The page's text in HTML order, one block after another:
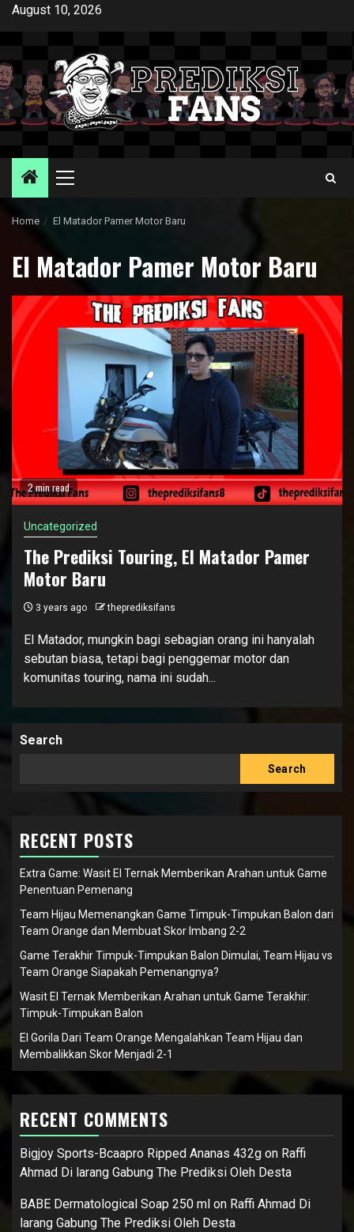
SkipAugust 10, 2026
Primary
Home El Matador Pamer Motor Baru
El Matador Pamer Motor Baru
2 min read
Uncategorized
The Prediksi Touring, El Matador Pamer
Motor Baru
3 years ago theprediksifans
El Matador, mungkin bagi sebagian orang ini hanyalah
sebutan biasa, tetapi bagi penggemar motor dan
komunitas touring, nama ini sudah...
Search
Search
RECENT POSTS
Extra Game: Wasit El Ternak Memberikan Arahan untuk Game
Penentuan Pemenang
Team Hijau Memenangkan Game Timpuk-Timpukan Balon dari
Team Orange dan Membuat Skor Imbang 2-2
Game Terakhir Timpuk-Timpukan Balon Dimulai, Team Hijau vs
Team Orange Siapakah Pemenangnya?
Wasit El Ternak Memberikan Arahan untuk Game Terakhir:
Timpuk-Timpukan Balon
El Gorila Dari Team Orange Mengalahkan Team Hijau dan
Membalikkan Skor Menjadi 2-1
RECENT COMMENTS
Bigjoy Sports-Bcaapro Ripped Ananas 432g on Raffi
Ahmad Di larang Gabung The Prediksi Oleh Desta
BABE Dermatological Soap 250 ml on Raffi Ahmad Di
larang Gabung The Prediksi Oleh Desta